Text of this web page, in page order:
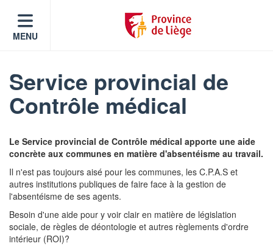
MENU
Service provincial de
Contrôle médical
Le Service provincial de Contrôle médical apporte une aide
concrète aux communes en matière d'absentéisme au travail.
Il n'est pas toujours aisé pour les communes, les C.P.A.S et
autres institutions publiques de faire face à la gestion de
l'absentéisme de ses agents.
Besoin d'une aide pour y voir clair en matière de législation
sociale, de règles de déontologie et autres règlements d'ordre
intérieur (ROI)?